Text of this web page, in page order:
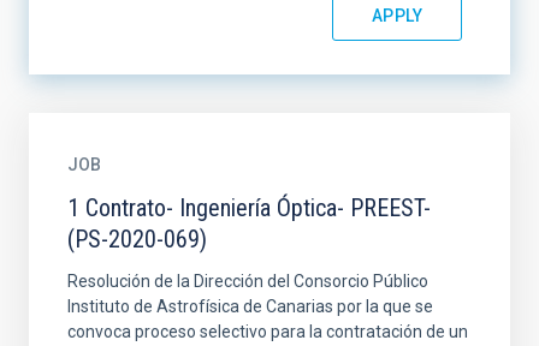
JOB
1 Contrato- Ingeniería Óptica- PREEST-
(PS-2020-069)
Resolución de la Dirección del Consorcio Público
Instituto de Astrofísica de Canarias por la que se
convoca proceso selectivo para la contratación de un